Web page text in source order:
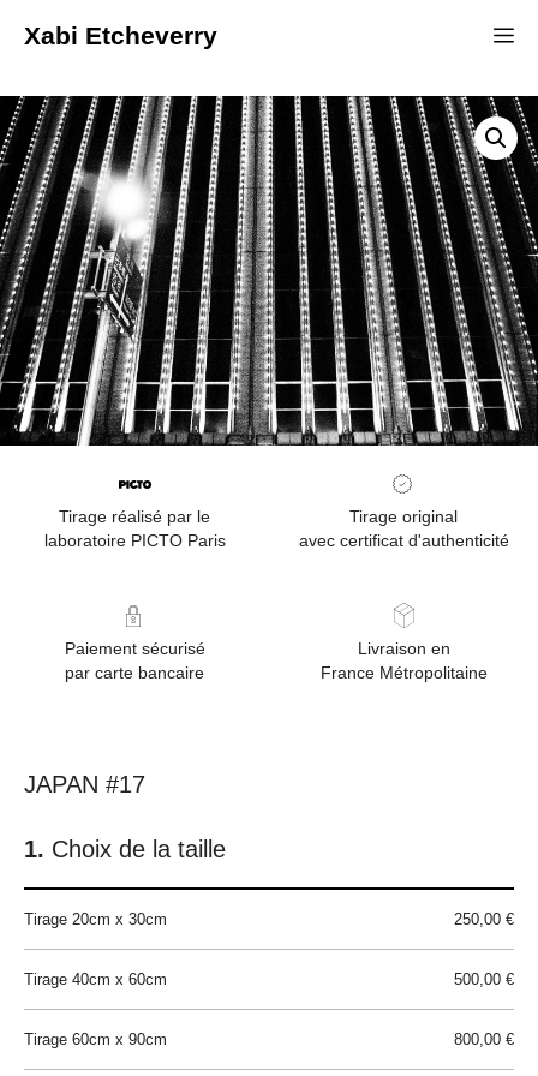
Xabi Etcheverry
Tirage réalisé par le
laboratoire PICTO Paris
Tirage original
avec certificat d'authenticité
Paiement sécurisé
par carte bancaire
Livraison en
France Métropolitaine
JAPAN #17
Choix de la taille
Tirage 20cm x 30cm 250,00 €
Tirage 40cm x 60cm 500,00 €
Tirage 60cm x 90cm 800,00 €